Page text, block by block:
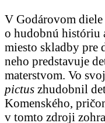
V Godárovom
o hudobnú históriu
miesto skladby pre
neho predstavuje
materstvom. Vo
pictus zhudobnil
Komenského,
v tomto zdroji